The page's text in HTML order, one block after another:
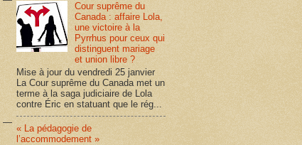
Cour suprême du
Canada : affaire Lola,
une victoire à la
Pyrrhus pour ceux qui
distinguent mariage
et union libre ?
Mise à jour du vendredi 25 janvier
La Cour suprême du Canada met un
terme à la saga judiciaire de Lola
contre Éric en statuant que le rég...
« La pédagogie de
l’accommodement »